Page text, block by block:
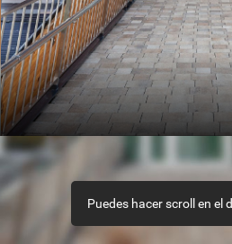
SECTOR
Accesibilidad
universal
patrimonio
PROCESOS
MATERIALES
Aislamiento térmico por